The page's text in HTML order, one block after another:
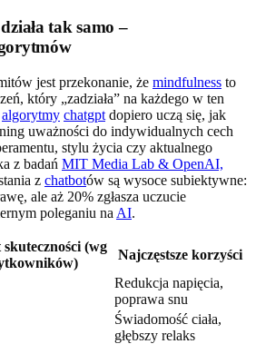
tak samo –
jest przekonanie, że mindfulness to
który „zadziała” na każdego w ten
algorytmy chatgpt dopiero uczą się, jak
uważności do indywidualnych cech
stylu życia czy aktualnego
z badań MIT Media Lab & OpenAI,
z chatbotów są wysoce subiektywne:
ale aż 20% zgłasza uczucie
poleganiu na AI.
skuteczności (wg
Najczęstsze korzyści
Redukcja napięcia,
poprawa snu
Świadomość ciała,
głębszy relaks